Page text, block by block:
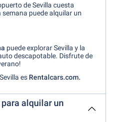
de Sevilla cuesta
semana puede alquilar un
puede explorar Sevilla y la
descapotable. Disfrute de
es Rentalcars.com.
alquilar un